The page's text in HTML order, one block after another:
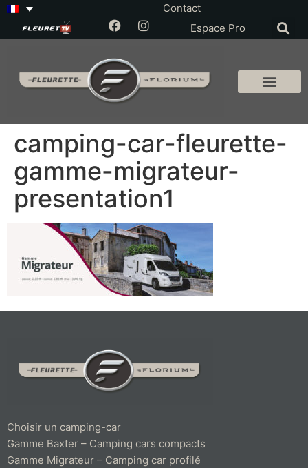
Contact
Espace Pro
camping-car-fleurette-
gamme-migrateur-
presentation1
Choisir un camping-car
Gamme Baxter – Camping cars compacts
Gamme Migrateur – Camping car profilé